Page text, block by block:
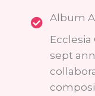
Album
sept